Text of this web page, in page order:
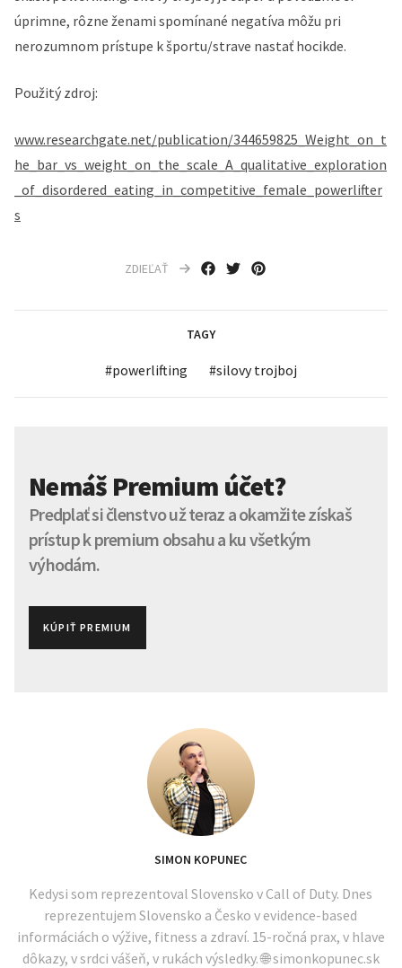
úprimne, rôzne ženami spomínané negatíva môžu pri
nerozumnom prístupe k športu/strave nastať hocikde.
Použitý zdroj:
www.researchgate.net/publication/344659825_Weight_on_t
he_bar_vs_weight_on_the_scale_A_qualitative_exploration
_of_disordered_eating_in_competitive_female_powerlifter
s
ZDIEĽAŤ
TAGY
#powerlifting #silovy trojboj
Nemáš Premium účet?
Predplať si členstvo už teraz a okamžite získaš
prístup k premium obsahu a ku všetkým
výhodám.
KÚPIŤ PREMIUM
SIMON KOPUNEC
Kedysi som reprezentoval Slovensko v Call of Duty. Dnes
reprezentujem Slovensko a Česko v evidence-based
informáciách o výžive, fitness a zdraví. 15-ročná prax, v hlave
dôkazy, v srdci vášeň, v rukách výsledky. 🌐 simonkopunec.sk